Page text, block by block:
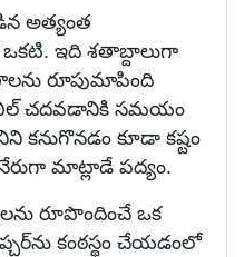
అత్యంత
ఇది శతాబ్దాలుగా
రూపుమాపింది
చదవడానికి సమయం
కనుగొనడం కూడా కష్టం
మాట్లాడే పద్యం.
రూపొందించే ఒక
కంఠస్థం చేయడంలో